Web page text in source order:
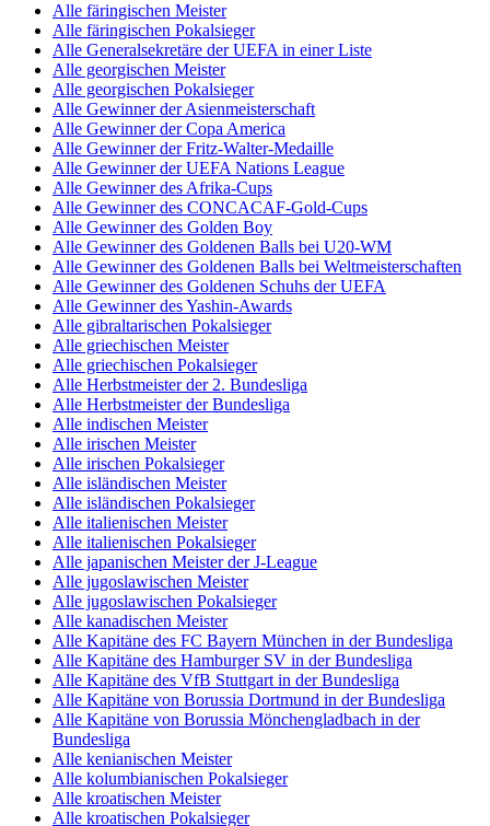
Alle färingischen Meister
Alle färingischen Pokalsieger
Alle Generalsekretäre der UEFA in einer Liste
Alle georgischen Meister
Alle georgischen Pokalsieger
Alle Gewinner der Asienmeisterschaft
Alle Gewinner der Copa America
Alle Gewinner der Fritz-Walter-Medaille
Alle Gewinner der UEFA Nations League
Alle Gewinner des Afrika-Cups
Alle Gewinner des CONCACAF-Gold-Cups
Alle Gewinner des Golden Boy
Alle Gewinner des Goldenen Balls bei U20-WM
Alle Gewinner des Goldenen Balls bei Weltmeisterschaften
Alle Gewinner des Goldenen Schuhs der UEFA
Alle Gewinner des Yashin-Awards
Alle gibraltarischen Pokalsieger
Alle griechischen Meister
Alle griechischen Pokalsieger
Alle Herbstmeister der 2. Bundesliga
Alle Herbstmeister der Bundesliga
Alle indischen Meister
Alle irischen Meister
Alle irischen Pokalsieger
Alle isländischen Meister
Alle isländischen Pokalsieger
Alle italienischen Meister
Alle italienischen Pokalsieger
Alle japanischen Meister der J-League
Alle jugoslawischen Meister
Alle jugoslawischen Pokalsieger
Alle kanadischen Meister
Alle Kapitäne des FC Bayern München in der Bundesliga
Alle Kapitäne des Hamburger SV in der Bundesliga
Alle Kapitäne des VfB Stuttgart in der Bundesliga
Alle Kapitäne von Borussia Dortmund in der Bundesliga
Alle Kapitäne von Borussia Mönchengladbach in der
Bundesliga
Alle kenianischen Meister
Alle kolumbianischen Pokalsieger
Alle kroatischen Meister
Alle kroatischen Pokalsieger